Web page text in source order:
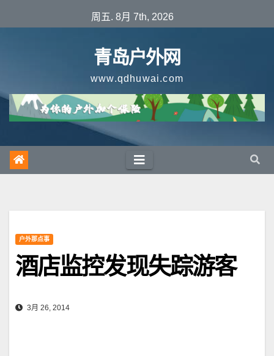
至
周五. 8月 7th, 2026
青岛户外网
www.qdhuwai.com
户外那点事
酒店监控发现失踪游客
3月 26, 2014